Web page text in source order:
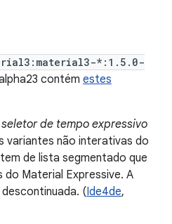
*:1.5.0-
contém estes
seletor de tempo expressivo
variantes não interativas do
de lista segmentado que
Material Expressive. A
(Ide4de,